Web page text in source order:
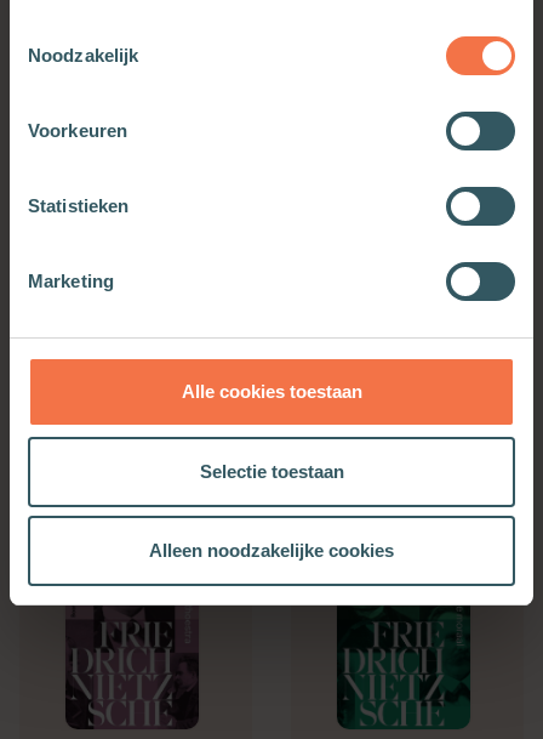
Noodzakelijk
Voorkeuren
Statistieken
Marketing
Alle cookies toestaan
Selectie toestaan
Alleen noodzakelijke cookies
Ecce homo Dageraad